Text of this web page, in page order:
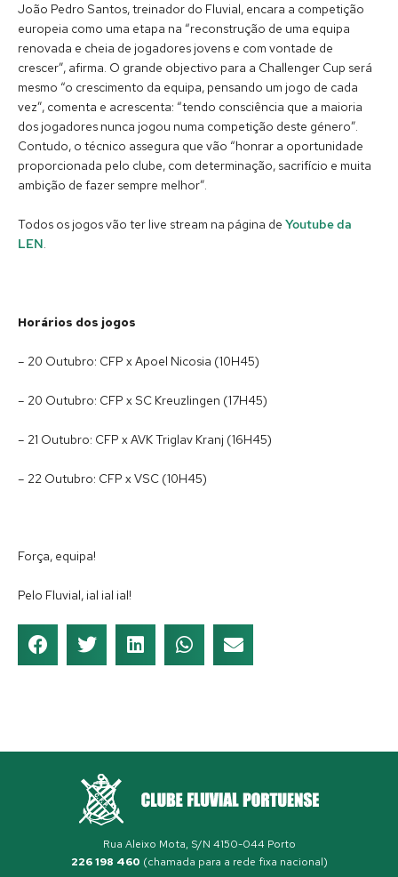
João Pedro Santos, treinador do Fluvial, encara a competição
europeia como uma etapa na “reconstrução de uma equipa
renovada e cheia de jogadores jovens e com vontade de
crescer”, afirma. O grande objectivo para a Challenger Cup será
mesmo “o crescimento da equipa, pensando um jogo de cada
vez”, comenta e acrescenta: “tendo consciência que a maioria
dos jogadores nunca jogou numa competição deste género”.
Contudo, o técnico assegura que vão “honrar a oportunidade
proporcionada pelo clube, com determinação, sacrifício e muita
ambição de fazer sempre melhor”.
Todos os jogos vão ter live stream na página de Youtube da
LEN.
Horários dos jogos
– 20 Outubro: CFP x Apoel Nicosia (10H45)
– 20 Outubro: CFP x SC Kreuzlingen (17H45)
– 21 Outubro: CFP x AVK Triglav Kranj (16H45)
– 22 Outubro: CFP x VSC (10H45)
Força, equipa!
Pelo Fluvial, ial ial ial!
Rua Aleixo Mota, S/N 4150-044 Porto
226 198 460 (chamada para a rede fixa nacional)